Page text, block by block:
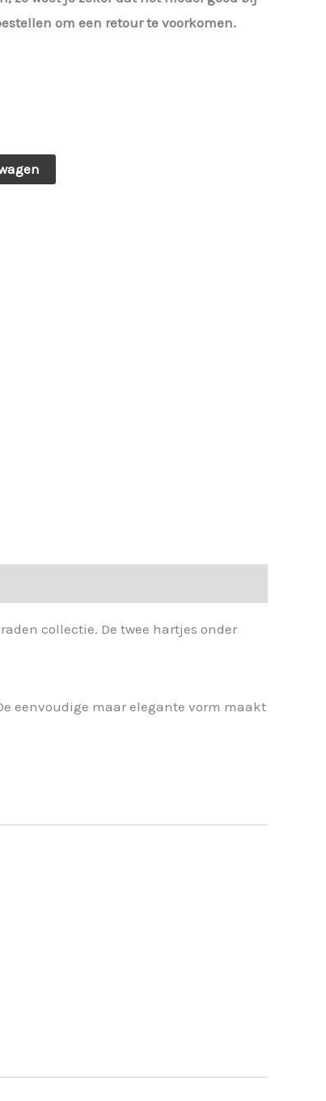
om een retour te voorkomen.
collectie. De twee hartjes onder
eenvoudige maar elegante vorm maakt